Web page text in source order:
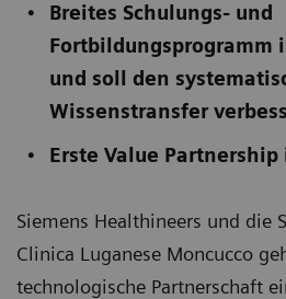
Breites Schulungs- und
Fortbildungsprogramm
und soll den
Wissenstransfer
Erste Value Partnership
Siemens Healthineers und die
Clinica Luganese Moncucco
technologische Partnerschaft